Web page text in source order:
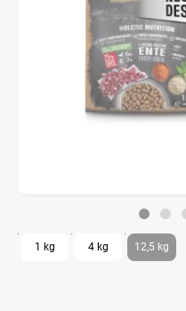
1 kg 4 kg 12,5 kg